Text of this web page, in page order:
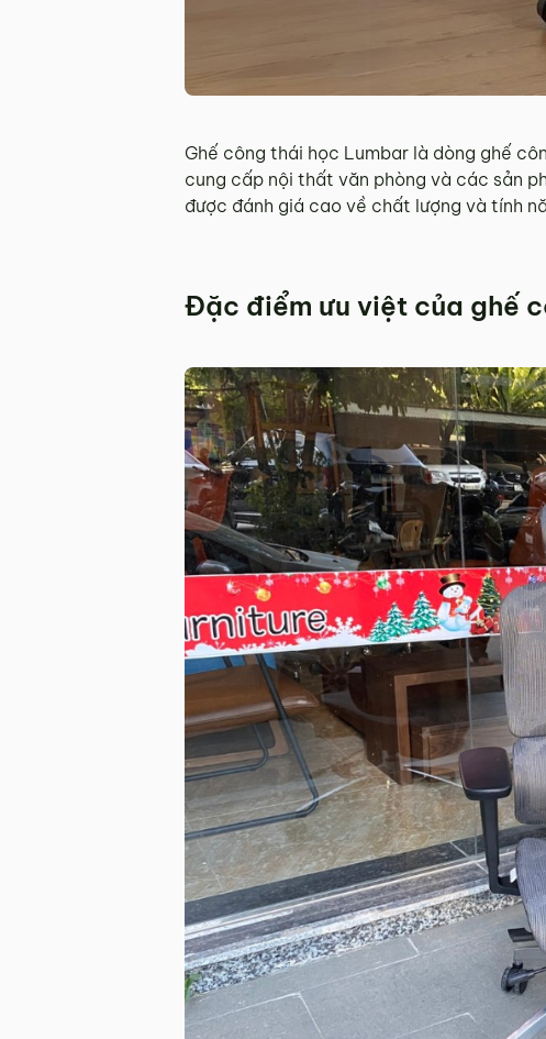
Ghế công thái học Lumbar là dòng ghế
cung cấp nội thất văn phòng và các sản
được đánh giá cao về chất lượng và tính
Đặc điểm ưu việt của ghế